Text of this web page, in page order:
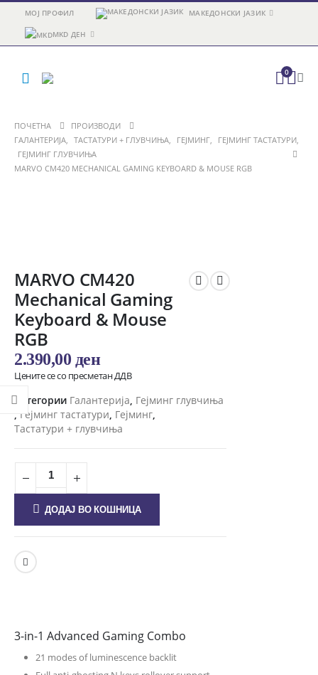
МОЈ ПРОФИЛ МАКЕДОНСКИ ЈАЗИК
MKD ДЕН
0
ПОЧЕТНА
ПРОИЗВОДИ
ГАЛАНТЕРИЈА, ТАСТАТУРИ + ГЛУВЧИЊА, ГЕЈМИНГ, ГЕЈМИНГ ТАСТАТУРИ,
ГЕЈМИНГ ГЛУВЧИЊА
MARVO CM420 MECHANICAL GAMING KEYBOARD & MOUSE RGB
MARVO CM420
Mechanical Gaming
Keyboard & Mouse
RGB
2.390,00 ден
Цените се со пресметан ДДВ
Категории Галантерија, Гејминг глувчиња
, Гејминг тастатури, Гејминг,
Тастатури + глувчиња
ДОДАЈ ВО КОШНИЦА
3-in-1 Advanced Gaming Combo
21 modes of luminescence backlit